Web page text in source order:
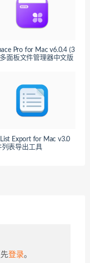
Pro for Mac v6.0.4 (3
面板文件管理器中文版
List Export for Mac v3.0
列表导出工具
登录。